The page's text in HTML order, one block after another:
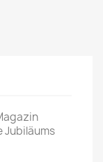
Jubiläums